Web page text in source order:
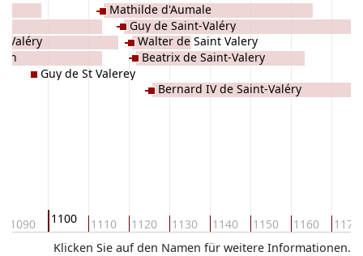
1090 1100 1110 1120 1130 1140 1150 1160 1170
Valéry
Guy de St Valerey
Mathilde d'Aumale
Guy de Saint-Valéry
Walter de Saint Valery
Beatrix de Saint-Valery
Bernard IV de Saint-Valéry
Klicken Sie auf den Namen für weitere Informationen.